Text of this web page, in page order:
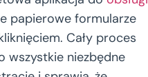
papierowe formularze
Cały proces
wszystkie niezbędne